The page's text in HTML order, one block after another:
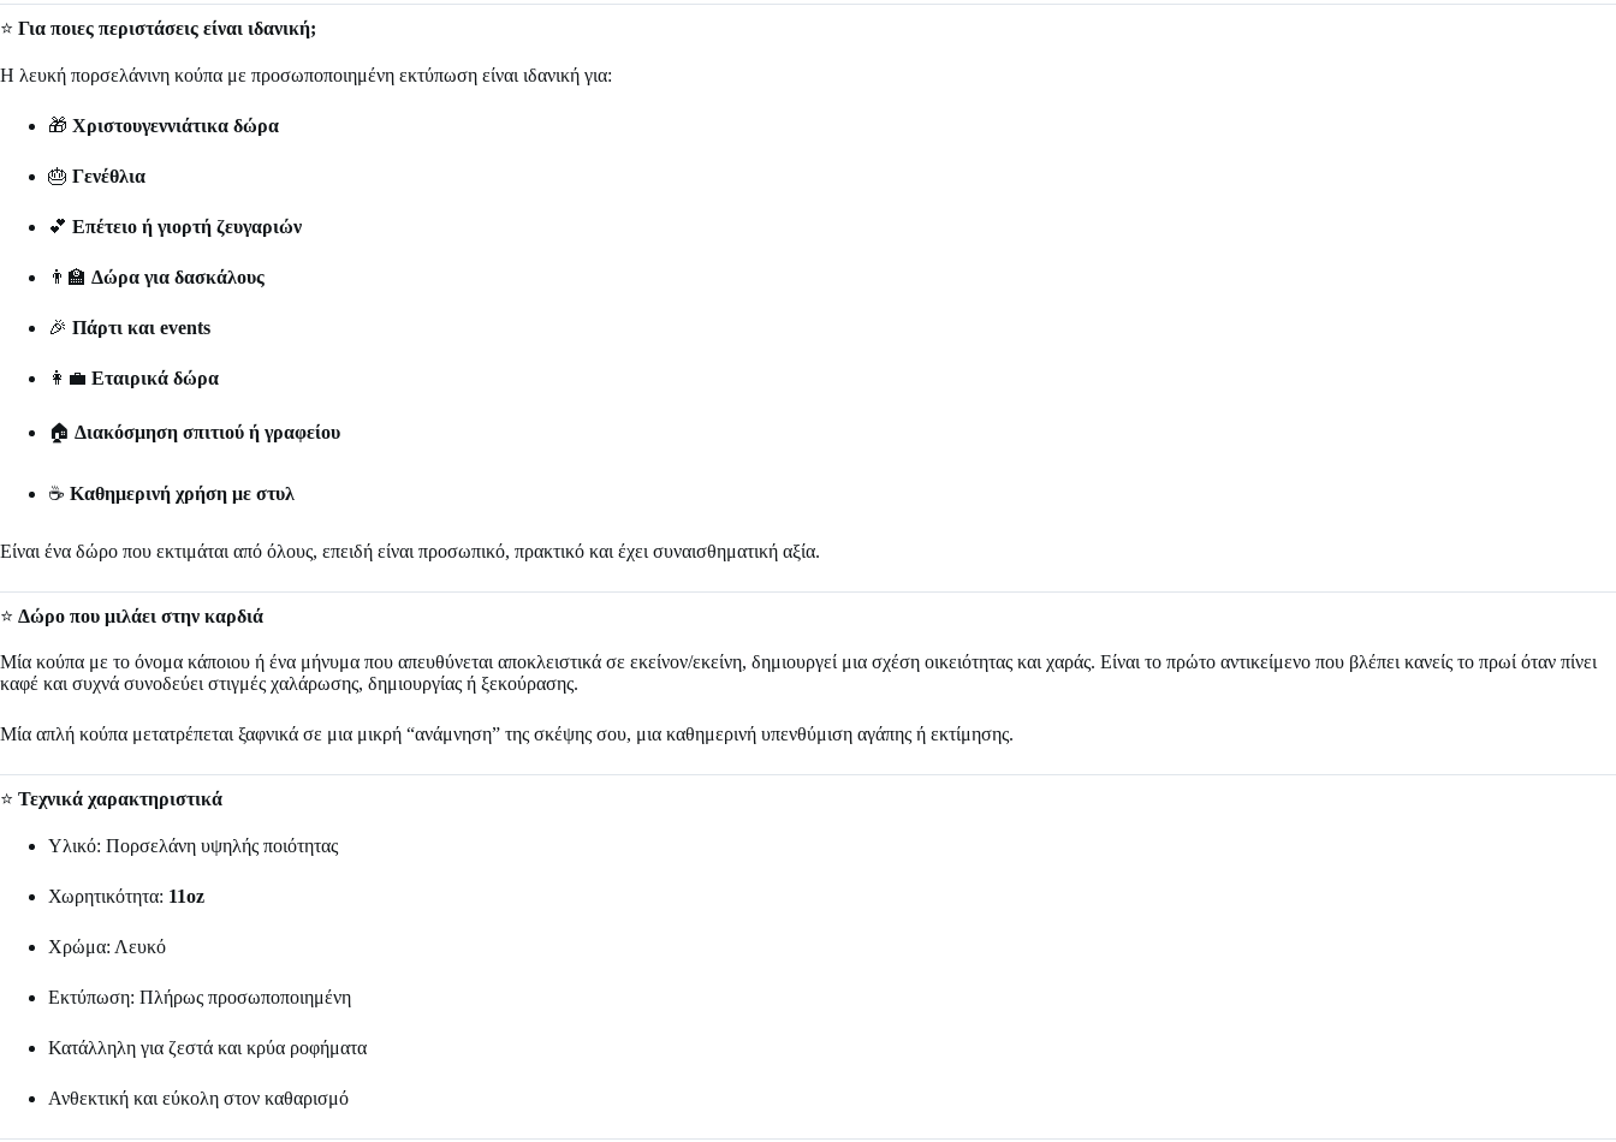
⭐ Για ποιες περιστάσεις είναι ιδανική;
Η λευκή πορσελάνινη κούπα με προσωποποιημένη εκτύπωση είναι ιδανική για:
🎁 Χριστουγεννιάτικα δώρα
🎂 Γενέθλια
💕 Επέτειο ή γιορτή ζευγαριών
👨‍🏫 Δώρα για δασκάλους
🎉 Πάρτι και events
👩‍💼 Εταιρικά δώρα
🏠 Διακόσμηση σπιτιού ή γραφείου
☕ Καθημερινή χρήση με στυλ
Είναι ένα δώρο που εκτιμάται από όλους, επειδή είναι προσωπικό, πρακτικό και έχει συναισθηματική αξία.
⭐ Δώρο που μιλάει στην καρδιά
Μία κούπα με το όνομα κάποιου ή ένα μήνυμα που απευθύνεται αποκλειστικά σε εκείνον/εκείνη, δημιουργεί μια σχέση οικειότητας και χαράς. Είναι το πρώτο αντικείμενο που βλέπει κανείς το πρωί όταν πίνει
καφέ και συχνά συνοδεύει στιγμές χαλάρωσης, δημιουργίας ή ξεκούρασης.
Μία απλή κούπα μετατρέπεται ξαφνικά σε μια μικρή “ανάμνηση” της σκέψης σου, μια καθημερινή υπενθύμιση αγάπης ή εκτίμησης.
⭐ Τεχνικά χαρακτηριστικά
Υλικό: Πορσελάνη υψηλής ποιότητας
Χωρητικότητα: 11oz
Χρώμα: Λευκό
Εκτύπωση: Πλήρως προσωποποιημένη
Κατάλληλη για ζεστά και κρύα ροφήματα
Ανθεκτική και εύκολη στον καθαρισμό